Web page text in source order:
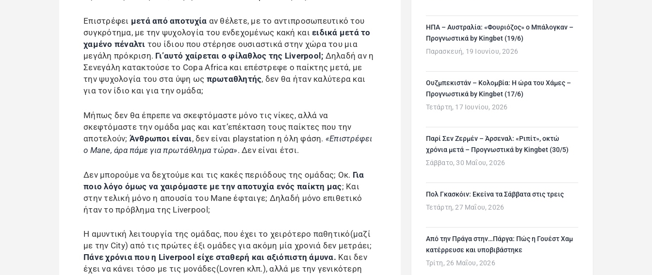
Επιστρέφει μετά από αποτυχία αν θέλετε, με το αντιπροσωπευτικό του
συγκρότημα, με την ψυχολογία του ενδεχομένως κακή καιειδικά μετά το
χαμένο πέναλτι του ίδιου που στέρησε ουσιαστικά στην χώρα του μια
μεγάλη πρόκριση. Γι’αυτό χαίρεται ο φίλαθλος της Liverpool; Δηλαδή αν η
Σενεγάλη κατακτούσε το Copa Africa και επέστρεφε ο παίκτης μετά, με
την ψυχολογία του στα ύψη ως πρωταθλητής, δεν θα ήταν καλύτερα και
για τον ίδιο και για την ομάδα;
Μήπως δεν θα έπρεπε να σκεφτόμαστε μόνο τις νίκες, αλλά να
σκεφτόμαστε την ομάδα μας και κατ’επέκταση τους παίκτες που την
αποτελούν; Άνθρωποι είναι, δεν είναι playstation η όλη φάση. «Επιστρέφει
ο Mane, άρα πάμε για πρωτάθλημα τώρα». Δεν είναι έτσι.
Δεν μπορούμε να δεχτούμε και τις κακές περιόδους της ομάδας; Οκ. Για
ποιο λόγο όμως να χαιρόμαστε με την αποτυχία ενός παίκτη μας; Και
στην τελική μόνο η απουσία του Mane έφταιγε; Δηλαδή μόνο επιθετικό
ήταν το πρόβλημα της Liverpool;
Η αμυντική λειτουργία της ομάδας, που έχει το χειρότερο παθητικό(μαζί
με την City) από τις πρώτες έξι ομάδες για ακόμη μία χρονιά δεν μετράει;
Πάνε χρόνια που η Liverpool είχε σταθερή και αξιόπιστη άμυνα. Και δεν
έχει να κάνει τόσο με τις μονάδες(Lovren κλπ.), αλλά με την γενικότερη
ΗΠΑ – Αυστραλία: «Φουριόζος» ο Μπάλογκαν –
Προγνωστικά by Kingbet (19/6)
Παρασκευή, 19 Ιουνίου, 2026
Ουζμπεκιστάν – Κολομβία: Η ώρα του Χάμες –
Προγνωστικά by Kingbet (17/6)
Τετάρτη, 17 Ιουνίου, 2026
Παρί Σεν Ζερμέν – Άρσεναλ: «Ριπίτ», οκτώ
χρόνια μετά – Προγνωστικά by Kingbet (30/5)
Σάββατο, 30 Μαΐου, 2026
Πολ Γκασκόιν: Εκείνα τα Σάββατα στις τρεις
Τετάρτη, 27 Μαΐου, 2026
Από την Πράγα στην…Πάργα: Πώς η Γουέστ Χαμ
κατέρρευσε και υποβιβάστηκε
Τρίτη, 26 Μαΐου, 2026